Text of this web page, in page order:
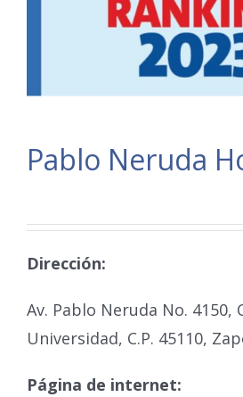
Pablo Neruda
Dirección:
Av. Pablo Neruda No. 4150,
Universidad, C.P. 45110,
Página de internet: